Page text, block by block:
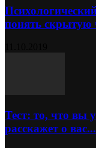
понять скрытую
Тест: то, что вы
расскажет о вас...